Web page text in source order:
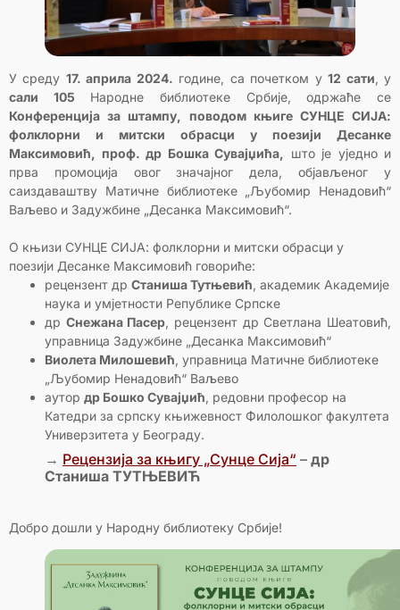
У среду 17. априла 2024. године, са почетком у12 сати, у
сали 105 Народне библиотеке Србије, одржаће се
Конференција за штампу, поводом књиге СУНЦЕ СИЈА:
фолклорни и митски обрасци у поезији Десанке
Максимовић, проф. др Бошка Сувајџића,
што је уједно и
прва промоција овог значајног дела, објављеног у
саиздаваштву Матичне библиотеке „Љубомир Ненадовић“
Ваљево и Задужбине „Десанка Максимовић“.
О књизи СУНЦЕ СИЈА: фолклорни и митски обрасци у
поезији Десанке Максимовић говориће:
рецензент др Станиша Тутњевић, академик Академије
наука и умјетности Републике Српске
др Снежана Пасер, рецензент др Светлана Шеатовић,
управница Задужбине „Десанка Максимовић“
Виолета Милошевић, управница Матичне библиотеке
„Љубомир Ненадовић“ Ваљево
аутор др Бошко Сувајџић, редовни професор на
Катедри за српску књижевност Филолошког факултета
Универзитета у Београду.
→ Рецензија за књигу „Сунце Сија“ – др
Станиша ТУТЊЕВИЋ
Добро дошли у Народну библиотеку Србије!